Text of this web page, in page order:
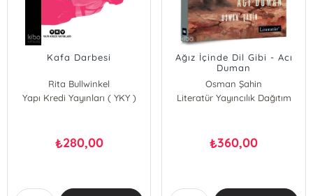
Kafa Darbesi
Rita Bullwinkel
Yapı Kredi Yayınları ( YKY )
₺280,00
Ağız İçinde Dil Gibi - Acı
Duman
Osman Şahin
Literatür Yayıncılık Dağıtım
₺360,00